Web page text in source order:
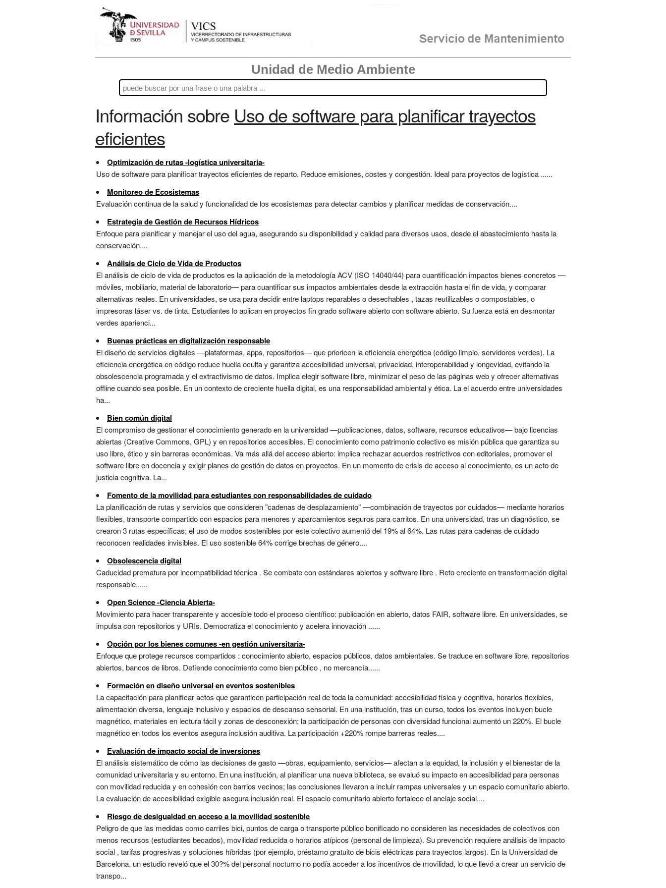
Unidad de Medio Ambiente
Información sobre Uso de software para planificar trayectos
eficientes
Optimización de rutas -logística universitaria-
Uso de software para planificar trayectos eficientes de reparto. Reduce emisiones, costes y congestión. Ideal para proyectos de logística ......
Monitoreo de Ecosistemas
Evaluación continua de la salud y funcionalidad de los ecosistemas para detectar cambios y planificar medidas de conservación....
Estrategia de Gestión de Recursos Hídricos
Enfoque para planificar y manejar el uso del agua, asegurando su disponibilidad y calidad para diversos usos, desde el abastecimiento hasta la
conservación....
Análisis de Ciclo de Vida de Productos
El análisis de ciclo de vida de productos es la aplicación de la metodología ACV (ISO 14040/44) para cuantificación impactos bienes concretos —
móviles, mobiliario, material de laboratorio— para cuantificar sus impactos ambientales desde la extracción hasta el fin de vida, y comparar
alternativas reales. En universidades, se usa para decidir entre laptops reparables o desechables , tazas reutilizables o compostables, o
impresoras láser vs. de tinta. Estudiantes lo aplican en proyectos fin grado software abierto con software abierto. Su fuerza está en desmontar
verdes aparienci...
Buenas prácticas en digitalización responsable
El diseño de servicios digitales —plataformas, apps, repositorios— que prioricen la eficiencia energética (código limpio, servidores verdes). La
eficiencia energética en código reduce huella oculta y garantiza accesibilidad universal, privacidad, interoperabilidad y longevidad, evitando la
obsolescencia programada y el extractivismo de datos. Implica elegir software libre, minimizar el peso de las páginas web y ofrecer alternativas
offline cuando sea posible. En un contexto de creciente huella digital, es una responsabilidad ambiental y ética. La el acuerdo entre universidades
ha...
Bien común digital
El compromiso de gestionar el conocimiento generado en la universidad —publicaciones, datos, software, recursos educativos— bajo licencias
abiertas (Creative Commons, GPL) y en repositorios accesibles. El conocimiento como patrimonio colectivo es misión pública que garantiza su
uso libre, ético y sin barreras económicas. Va más allá del acceso abierto: implica rechazar acuerdos restrictivos con editoriales, promover el
software libre en docencia y exigir planes de gestión de datos en proyectos. En un momento de crisis de acceso al conocimiento, es un acto de
justicia cognitiva. La...
Fomento de la movilidad para estudiantes con responsabilidades de cuidado
La planificación de rutas y servicios que consideren "cadenas de desplazamiento" —combinación de trayectos por cuidados— mediante horarios
flexibles, transporte compartido con espacios para menores y aparcamientos seguros para carritos. En una universidad, tras un diagnóstico, se
crearon 3 rutas específicas; el uso de modos sostenibles por este colectivo aumentó del 19% al 64%. Las rutas para cadenas de cuidado
reconocen realidades invisibles. El uso sostenible 64% corrige brechas de género....
Obsolescencia digital
Caducidad prematura por incompatibilidad técnica . Se combate con estándares abiertos y software libre . Reto creciente en transformación digital
responsable......
Open Science -Ciencia Abierta-
Movimiento para hacer transparente y accesible todo el proceso científico: publicación en abierto, datos FAIR, software libre. En universidades, se
impulsa con repositorios y URIs. Democratiza el conocimiento y acelera innovación ......
Opción por los bienes comunes -en gestión universitaria-
Enfoque que protege recursos compartidos : conocimiento abierto, espacios públicos, datos ambientales. Se traduce en software libre, repositorios
abiertos, bancos de libros. Defiende conocimiento como bien público , no mercancía......
Formación en diseño universal en eventos sostenibles
La capacitación para planificar actos que garanticen participación real de toda la comunidad: accesibilidad física y cognitiva, horarios flexibles,
alimentación diversa, lenguaje inclusivo y espacios de descanso sensorial. En una institución, tras un curso, todos los eventos incluyen bucle
magnético, materiales en lectura fácil y zonas de desconexión; la participación de personas con diversidad funcional aumentó un 220%. El bucle
magnético en todos los eventos asegura inclusión auditiva. La participación +220% rompe barreras reales....
Evaluación de impacto social de inversiones
El análisis sistemático de cómo las decisiones de gasto —obras, equipamiento, servicios— afectan a la equidad, la inclusión y el bienestar de la
comunidad universitaria y su entorno. En una institución, al planificar una nueva biblioteca, se evaluó su impacto en accesibilidad para personas
con movilidad reducida y en cohesión con barrios vecinos; las conclusiones llevaron a incluir rampas universales y un espacio comunitario abierto.
La evaluación de accesibilidad exigible asegura inclusión real. El espacio comunitario abierto fortalece el anclaje social....
Riesgo de desigualdad en acceso a la movilidad sostenible
Peligro de que las medidas como carriles bici, puntos de carga o transporte público bonificado no consideren las necesidades de colectivos con
menos recursos (estudiantes becados), movilidad reducida o horarios atípicos (personal de limpieza). Su prevención requiere análisis de impacto
social , tarifas progresivas y soluciones híbridas (por ejemplo, préstamo gratuito de bicis eléctricas para trayectos largos). En la Universidad de
Barcelona, un estudio reveló que el 30?% del personal nocturno no podía acceder a los incentivos de movilidad, lo que llevó a crear un servicio de
transpo...